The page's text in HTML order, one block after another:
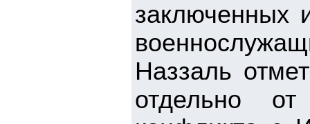
заключенных
Наззаль
отдельно